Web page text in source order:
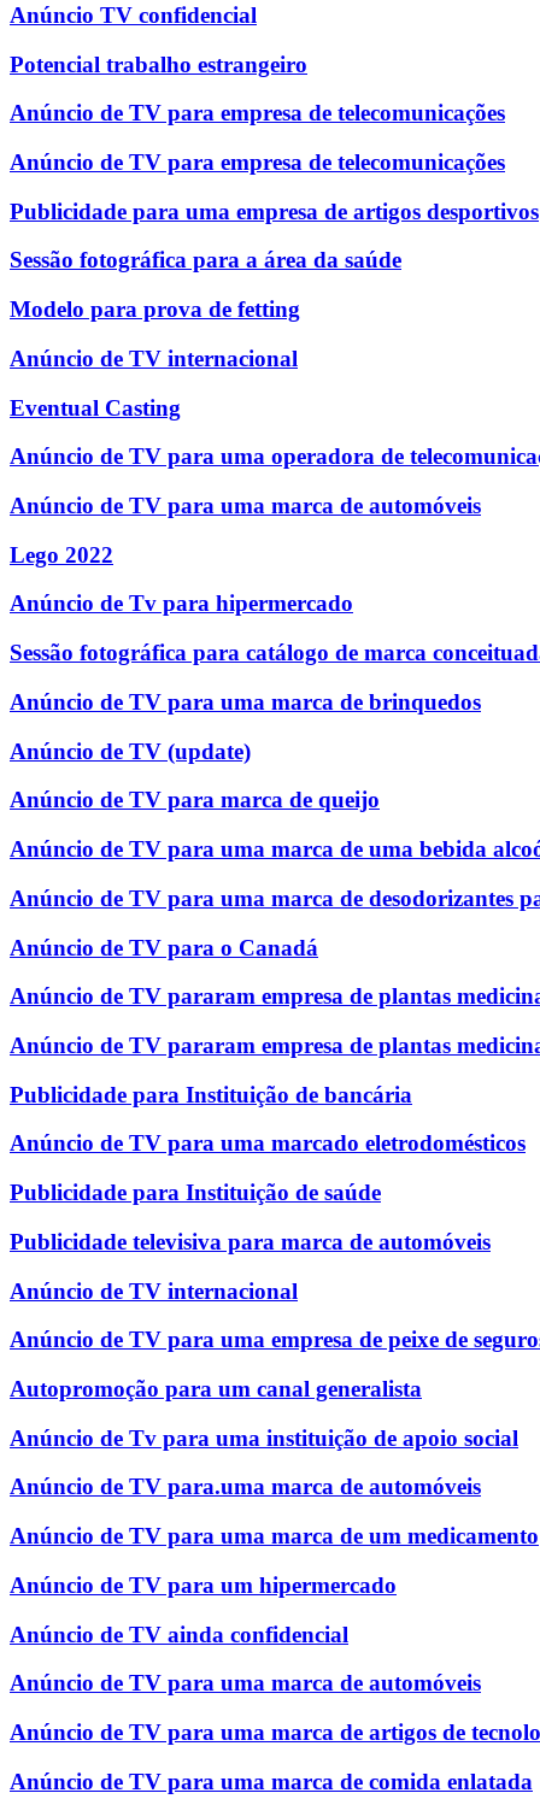
Anúncio TV confidencial
Potencial trabalho estrangeiro
Anúncio de TV para empresa de telecomunicações
Anúncio de TV para empresa de telecomunicações
Publicidade para uma empresa de artigos desportivos
Sessão fotográfica para a área da saúde
Modelo para prova de fetting
Anúncio de TV internacional
Eventual Casting
Anúncio de TV para uma operadora de
Anúncio de TV para uma marca de automóveis
Lego 2022
Anúncio de Tv para hipermercado
Sessão fotográfica para catálogo de marca
Anúncio de TV para uma marca de brinquedos
Anúncio de TV (update)
Anúncio de TV para marca de queijo
Anúncio de TV para uma marca de uma bebida
Anúncio de TV para uma marca de desodorizantes
Anúncio de TV para o Canadá
Anúncio de TV pararam empresa de plantas
Anúncio de TV pararam empresa de plantas
Publicidade para Instituição de bancária
Anúncio de TV para uma marcado eletrodomésticos
Publicidade para Instituição de saúde
Publicidade televisiva para marca de automóveis
Anúncio de TV internacional
Anúncio de TV para uma empresa de peixe de
Autopromoção para um canal generalista
Anúncio de Tv para uma instituição de apoio social
Anúncio de TV para.uma marca de automóveis
Anúncio de TV para uma marca de um medicamento
Anúncio de TV para um hipermercado
Anúncio de TV ainda confidencial
Anúncio de TV para uma marca de automóveis
Anúncio de TV para uma marca de artigos de
Anúncio de TV para uma marca de comida enlatada